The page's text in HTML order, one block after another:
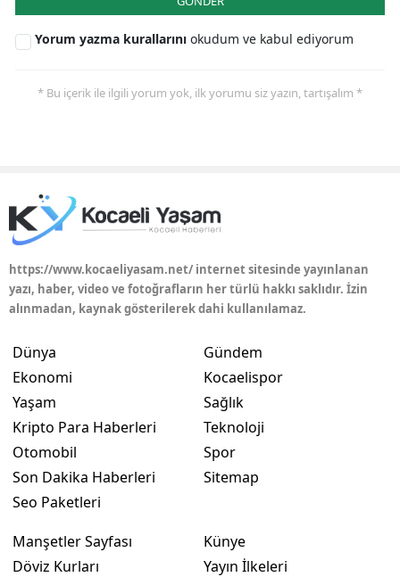
Yorum yazma kurallarını okudum ve kabul ediyorum
* Bu içerik ile ilgili yorum yok, ilk yorumu siz yazın, tartışalım *
https://www.kocaeliyasam.net/ internet sitesinde yayınlanan
yazı, haber, video ve fotoğrafların her türlü hakkı saklıdır. İzin
alınmadan, kaynak gösterilerek dahi kullanılamaz.
Dünya
Ekonomi
Yaşam
Kripto Para Haberleri
Otomobil
Son Dakika Haberleri
Seo Paketleri
Gündem
Kocaelispor
Sağlık
Teknoloji
Spor
Sitemap
Manşetler Sayfası
Döviz Kurları
Künye
Yayın İlkeleri